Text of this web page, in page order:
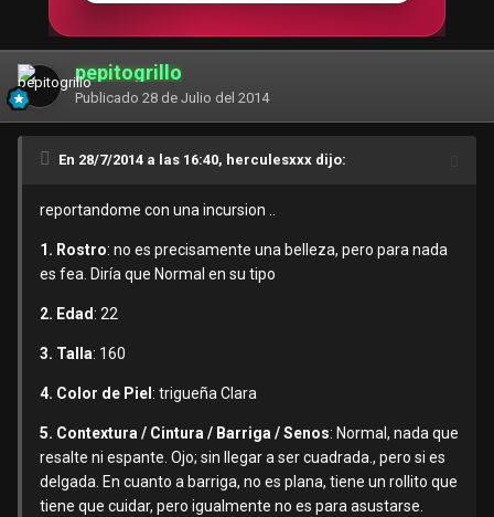
pepitogrillo
Publicado 28 de Julio del 2014
En 28/7/2014 a las 16:40, herculesxxx dijo:
reportandome con una incursion ..
1. Rostro: no es precisamente una belleza, pero para nada
es fea. Diría que Normal en su tipo
2. Edad: 22
3. Talla: 160
4. Color de Piel : trigueña Clara
5. Contextura / Cintura / Barriga / Senos: Normal, nada que
resalte ni espante. Ojo; sin llegar a ser cuadrada., pero si es
delgada. En cuanto a barriga, no es plana, tiene un rollito que
tiene que cuidar, pero igualmente no es para asustarse.